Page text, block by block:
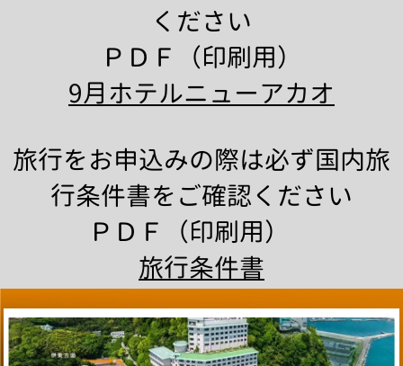
ください
ＰＤＦ（印刷用）
9月ホテルニューアカオ
旅行をお申込みの際は必ず国内旅
行条件書をご確認ください
ＰＤＦ（印刷用）
旅行条件書